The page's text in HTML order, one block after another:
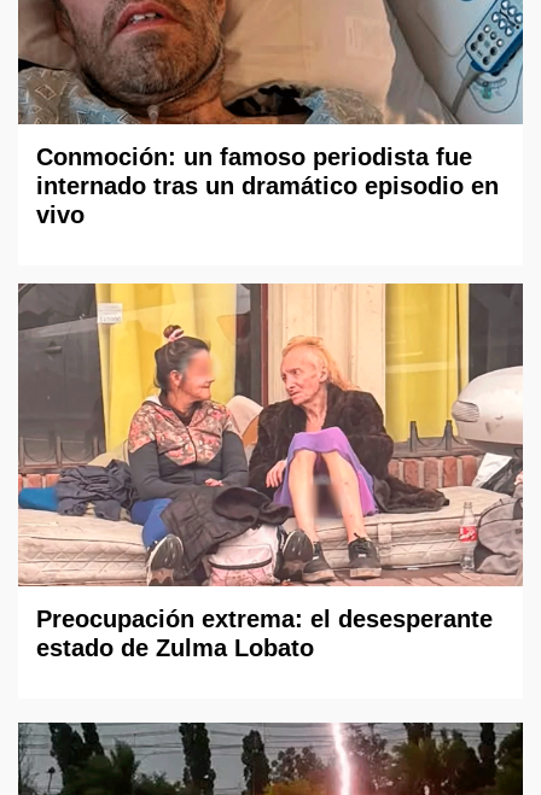
Conmoción: un famoso periodista fue
internado tras un dramático episodio en
vivo
Preocupación extrema: el desesperante
estado de Zulma Lobato